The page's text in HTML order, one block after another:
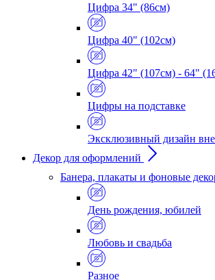
Цифра 34" (86см)
Цифра 40" (102см)
Цифра 42" (107см) - 64"
Цифры на подставке
Эксклюзивный дизайн
Декор для оформлений
Банера, плакаты и фоновые
День рождения, юбилей
Любовь и свадьба
Разное